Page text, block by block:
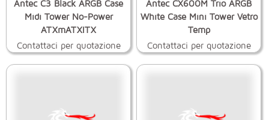
Antec C3 Black ARGB Case
Midi Tower No-Power
ATXmATXITX
Contattaci per quotazione
Antec CX600M Trio ARGB
White Case Mini Tower Vetro
Temp
Contattaci per quotazione